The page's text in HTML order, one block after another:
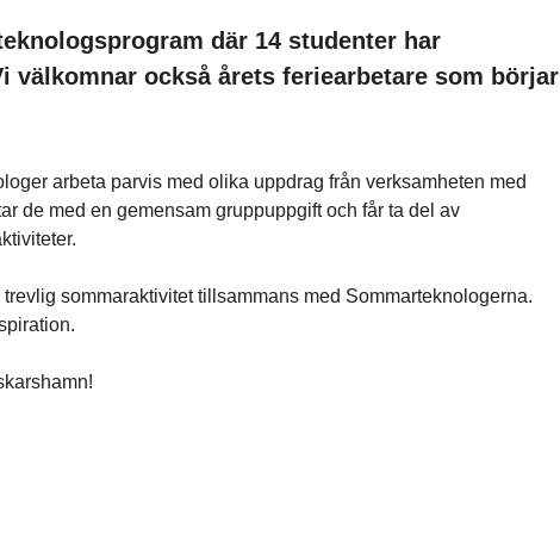
där 14 studenter har
välkomnar också årets feriearbetare som börjar
arbeta parvis med olika uppdrag från verksamheten med
de med en gemensam gruppuppgift och får ta del av
sommaraktivitet tillsammans med Sommarteknologerna.